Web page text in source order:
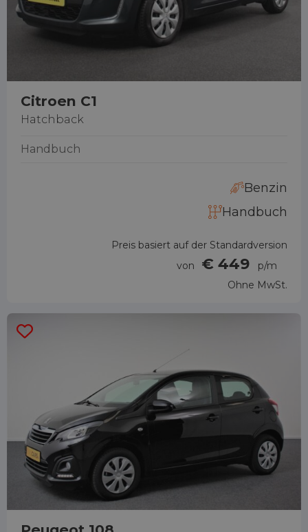
Citroen C1
Hatchback
Handbuch
Benzin
Handbuch
Preis basiert auf der Standardversion
von
€ 449
p/m
Ohne MwSt.